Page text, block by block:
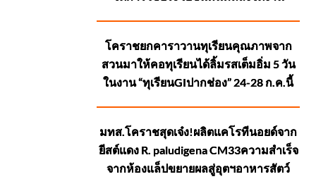
โคราชยกคาราวานทุเรียนคุณภาพจาก
สวนมาให้คอทุเรียนได้ลิ้มรสเต็มอิ่ม 5 วัน
ในงาน “ทุเรียนGIปากช่อง” 24-28 ก.ค.นี้
มทส.โคราชสุดเจ๋ง!ผลิตแคโรทีนอยด์จาก
ยีสต์แดง R. paludigena CM33ความสำเร็จ
จากห้องแล็ปขยายผลสู่อุตฯอาหารสัตว์